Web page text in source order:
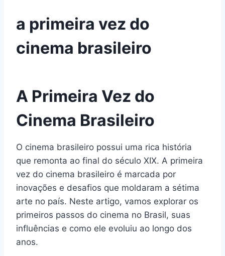
a primeira vez do
cinema brasileiro
A Primeira Vez do
Cinema Brasileiro
O cinema brasileiro possui uma rica história
que remonta ao final do século XIX. A primeira
vez do cinema brasileiro é marcada por
inovações e desafios que moldaram a sétima
arte no país. Neste artigo, vamos explorar os
primeiros passos do cinema no Brasil, suas
influências e como ele evoluiu ao longo dos
anos.